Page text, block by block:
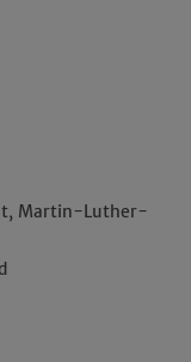
Martin-Luther-